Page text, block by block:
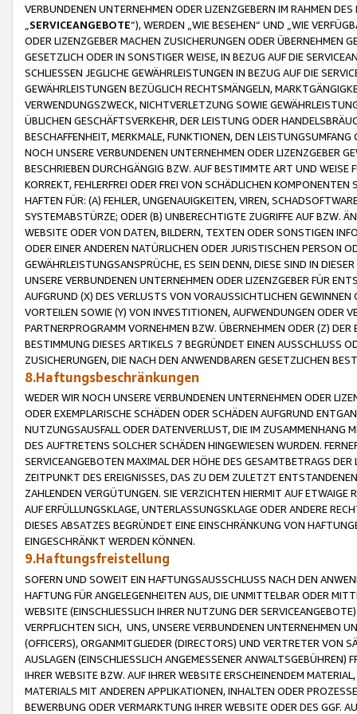
VERBUNDENEN UNTERNEHMEN ODER LIZENZGEBERN IM RAHMEN
SERVICEANGEBOTE“), WERDEN „WIE BESEHEN“ UND „WIE
ODER LIZENZGEBER MACHEN ZUSICHERUNGEN ODER ÜBERNEHMEN
GESETZLICH ODER IN SONSTIGER WEISE, IN BEZUG AUF DIE
SCHLIESSEN JEGLICHE GEWÄHRLEISTUNGEN IN BEZUG AUF DIE
GEWÄHRLEISTUNGEN BEZÜGLICH RECHTSMÄNGELN,
VERWENDUNGSZWECK, NICHTVERLETZUNG SOWIE
ÜBLICHEN GESCHÄFTSVERKEHR, DER LEISTUNG ODER
BESCHAFFENHEIT, MERKMALE, FUNKTIONEN, DEN
NOCH UNSERE VERBUNDENEN UNTERNEHMEN ODER LIZENZGEBER
BESCHRIEBEN DURCHGÄNGIG BZW. AUF BESTIMMTE ART UND
KORREKT, FEHLERFREI ODER FREI VON SCHÄDLICHEN
HAFTEN FÜR: (A) FEHLER, UNGENAUIGKEITEN, VIREN,
SYSTEMABSTÜRZE; ODER (B) UNBERECHTIGTE ZUGRIFFE AUF BZW.
WEBSITE ODER VON DATEN, BILDERN, TEXTEN ODER SONSTIGEN
ODER EINER ANDEREN NATÜRLICHEN ODER JURISTISCHEN PERSON
GEWÄHRLEISTUNGSANSPRÜCHE, ES SEIN DENN, DIESE SIND IN
UNSERE VERBUNDENEN UNTERNEHMEN ODER LIZENZGEBER FÜR
AUFGRUND (X) DES VERLUSTS VON VORAUSSICHTLICHEN
VORTEILEN SOWIE (Y) VON INVESTITIONEN, AUFWENDUNGEN ODER
PARTNERPROGRAMM VORNEHMEN BZW. ÜBERNEHMEN ODER (Z)
BESTIMMUNG DIESES ARTIKELS 7 BEGRÜNDET EINEN AUSSCHLUSS
ZUSICHERUNGEN, DIE NACH DEN ANWENDBAREN GESETZLICHEN
8.Haftungsbeschränkungen
WEDER WIR NOCH UNSERE VERBUNDENEN UNTERNEHMEN ODER
ODER EXEMPLARISCHE SCHÄDEN ODER SCHÄDEN AUFGRUND
NUTZUNGSAUSFALL ODER DATENVERLUST, DIE IM ZUSAMMENHANG
DES AUFTRETENS SOLCHER SCHÄDEN HINGEWIESEN WURDEN.
SERVICEANGEBOTEN MAXIMAL DER HÖHE DES GESAMTBETRAGS
ZEITPUNKT DES EREIGNISSES, DAS ZU DEM ZULETZT
ZAHLENDEN VERGÜTUNGEN. SIE VERZICHTEN HIERMIT AUF
AUF ERFÜLLUNGSKLAGE, UNTERLASSUNGSKLAGE ODER ANDERE
DIESES ABSATZES BEGRÜNDET EINE EINSCHRÄNKUNG VON
EINGESCHRÄNKT WERDEN KÖNNEN.
9.Haftungsfreistellung
SOFERN UND SOWEIT EIN HAFTUNGSAUSSCHLUSS NACH DEN
HAFTUNG FÜR ANGELEGENHEITEN AUS, DIE UNMITTELBAR ODER
WEBSITE (EINSCHLIESSLICH IHRER NUTZUNG DER
VERPFLICHTEN SICH, UNS, UNSERE VERBUNDENEN UNTERNEHMEN
(OFFICERS), ORGANMITGLIEDER (DIRECTORS) UND VERTRETER VON
AUSLAGEN (EINSCHLIESSLICH ANGEMESSENER
IHRER WEBSITE BZW. AUF IHRER WEBSITE ERSCHEINENDEM
MATERIALS MIT ANDEREN APPLIKATIONEN, INHALTEN ODER
BEWERBUNG ODER VERMARKTUNG IHRER WEBSITE ODER DES GGF.